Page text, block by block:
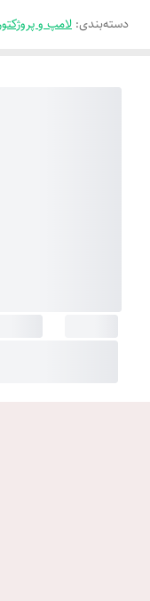
دسته‌بندی: لامپ و پروژکتور